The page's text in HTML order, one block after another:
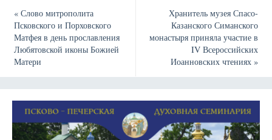
«Слово митрополита
Псковского и Порховского
Матфея в день прославления
Любятовской иконы Божией
Матери
Хранитель музея Спасо-
Казанского Симанского
монастыря приняла участие в
IV Всероссийских
Иоанновских чтениях»